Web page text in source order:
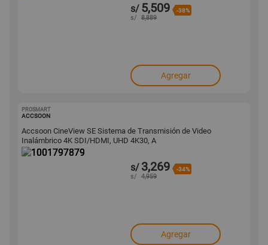
s/ 5,509 -38%
s/ 8,889
Agregar
PROSMART
ACCSOON
Accsoon CineView SE Sistema de Transmisión de Video
Inalámbrico 4K SDI/HDMI, UHD 4K30, A
s/ 3,269 -34%
s/ 4,959
Agregar